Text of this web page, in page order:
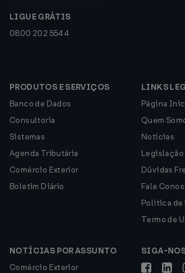
LIGUE GRÁTIS
0800 202 5544
PRODUTOS E SERVIÇOS
Banco de Dados
Consultoria
Sistemas
Agenda Tributária
Comércio Exterior
Boletim Diário
LINKS
Página
Quem
Notícias
Legislação
Dúvidas
Fale
Política de
Termo de
NOTÍCIAS POR ASSUNTO
Comércio Exterior
SIGA-